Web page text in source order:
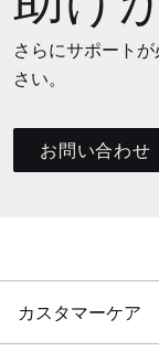
さらにサポート
さい。
お問い合わせ
カスタマーケア